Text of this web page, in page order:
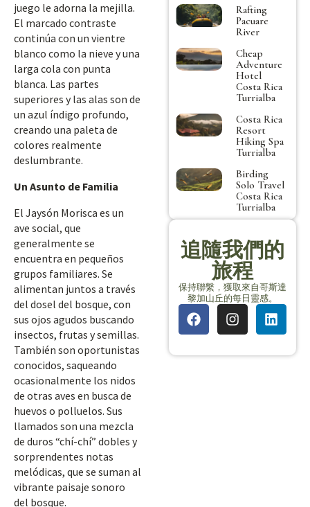
juego le adorna la mejilla.
El marcado contraste
continúa con un vientre
blanco como la nieve y una
larga cola con punta
blanca. Las partes
superiores y las alas son de
un azul índigo profundo,
creando una paleta de
colores realmente
deslumbrante.
Un Asunto de Familia
El Jaysón Morisca es un
ave social, que
generalmente se
encuentra en pequeños
grupos familiares. Se
alimentan juntos a través
del dosel del bosque, con
sus ojos agudos buscando
insectos, frutas y semillas.
También son oportunistas
conocidos, saqueando
ocasionalmente los nidos
de otras aves en busca de
huevos o polluelos. Sus
llamados son una mezcla
de duros “chí-chí” dobles y
sorprendentes notas
melódicas, que se suman al
vibrante paisaje sonoro
del bosque.
Rafting
Pacuare
River
Cheap
Adventure
Hotel
Costa Rica
Turrialba
Costa Rica
Resort
Hiking Spa
Turrialba
Birding
Solo Travel
Costa Rica
Turrialba
追隨我們的
旅程
保持聯繫，獲取來自哥斯達
黎加山丘的每日靈感。